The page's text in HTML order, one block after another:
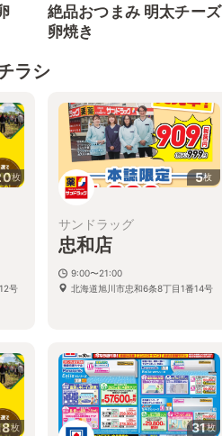
絶品おつまみ 明太チーズ
卵焼き
ラシ
枚
号
5枚
サンドラッグ
忠和店
9:00〜21:00
北海道旭川市忠和6条8丁目1番14号
枚 31枚